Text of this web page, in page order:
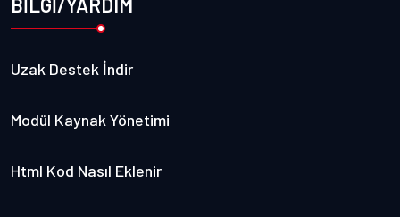
BİLGİ/YARDIM
Uzak Destek İndir
Modül Kaynak Yönetimi
Html Kod Nasıl Eklenir